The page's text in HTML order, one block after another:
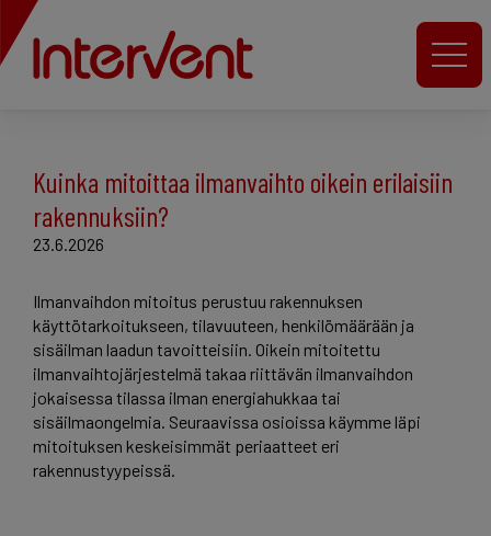
Kuinka mitoittaa ilmanvaihto oikein erilaisiin
rakennuksiin?
23.6.2026
Ilmanvaihdon mitoitus perustuu rakennuksen
käyttötarkoitukseen, tilavuuteen, henkilömäärään ja
sisäilman laadun tavoitteisiin. Oikein mitoitettu
ilmanvaihtojärjestelmä takaa riittävän ilmanvaihdon
jokaisessa tilassa ilman energiahukkaa tai
sisäilmaongelmia. Seuraavissa osioissa käymme läpi
mitoituksen keskeisimmät periaatteet eri
rakennustyypeissä.